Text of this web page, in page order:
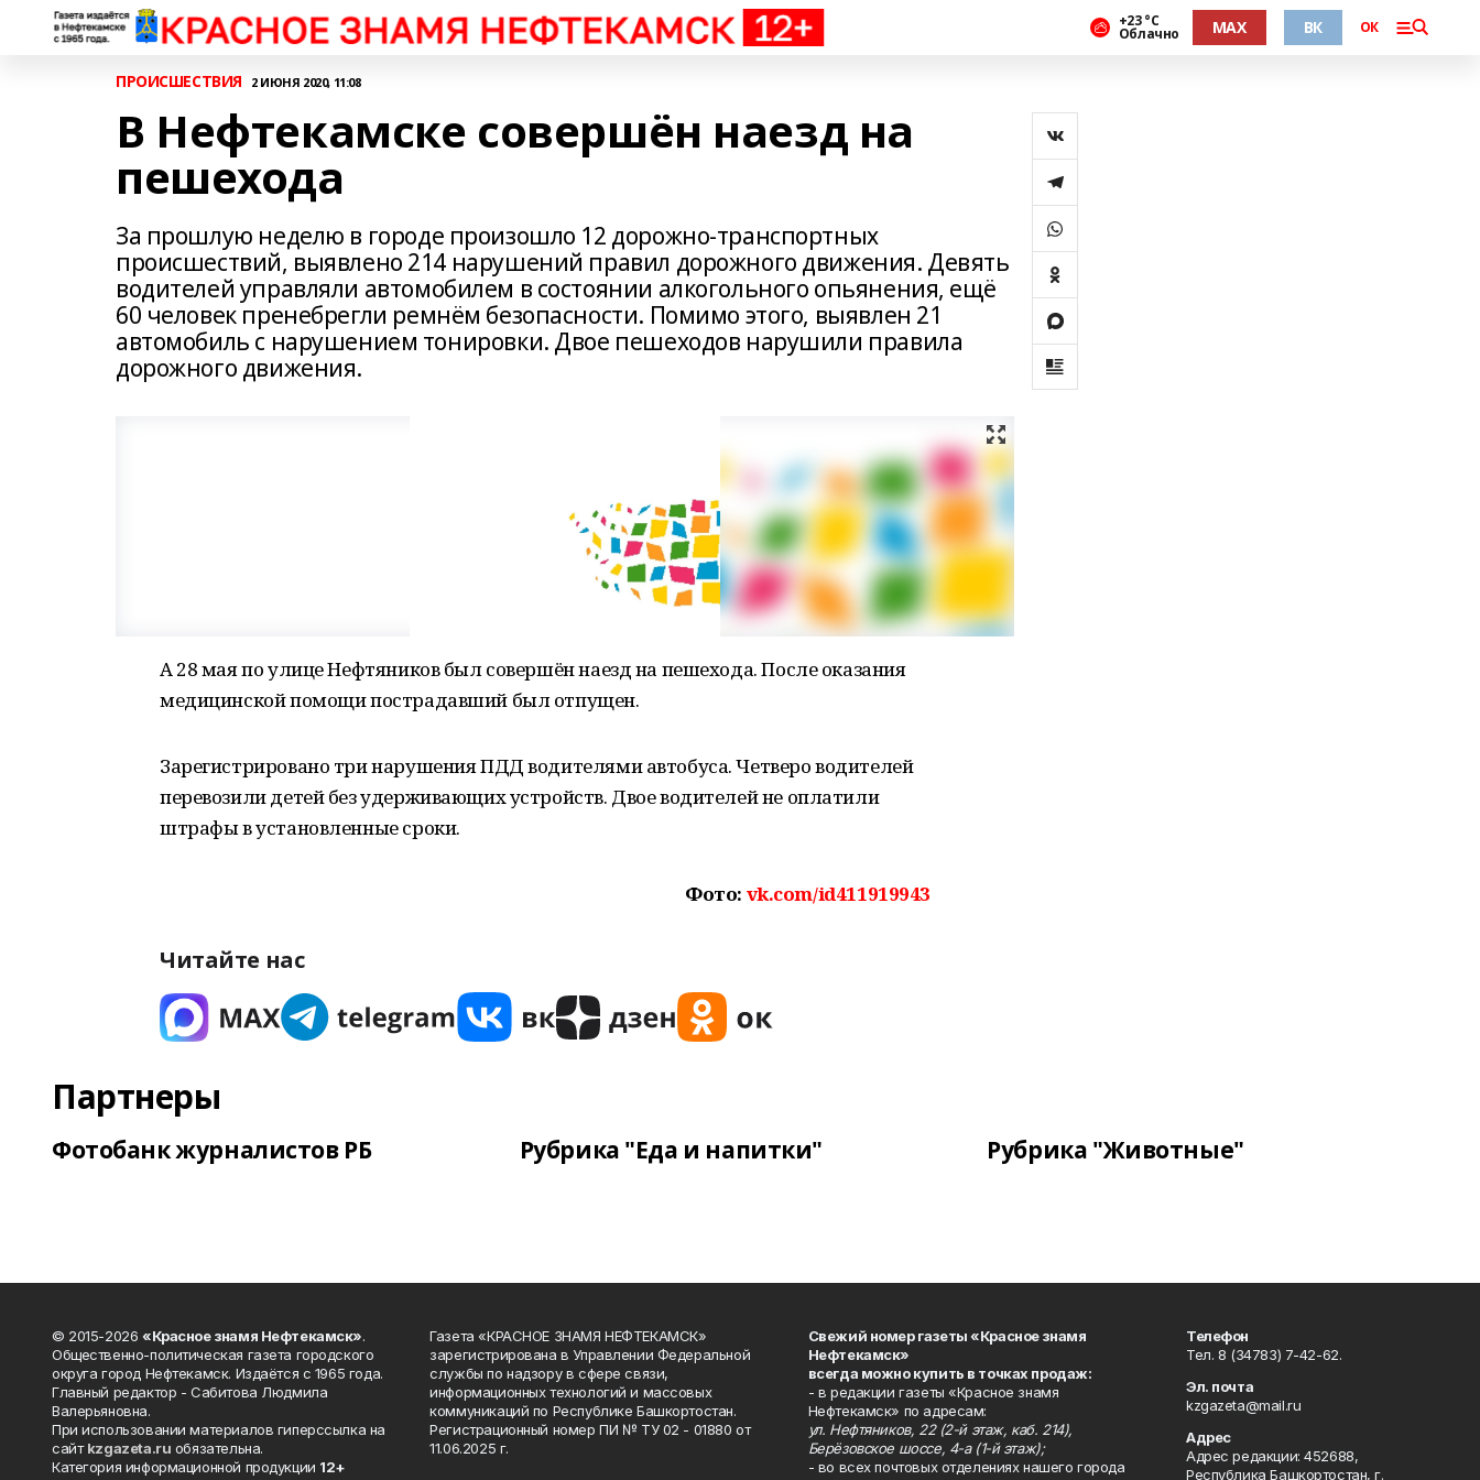
+23 °С
Облачно MAX ВК ОК
ПРОИСШЕСТВИЯ 2 ИЮНЯ 2020, 11:08
В Нефтекамске совершён наезд на
пешехода
За прошлую неделю в городе произошло 12 дорожно-транспортных
происшествий, выявлено 214 нарушений правил дорожного движения. Девять
водителей управляли автомобилем в состоянии алкогольного опьянения, ещё
60 человек пренебрегли ремнём безопасности. Помимо этого, выявлен 21
автомобиль с нарушением тонировки. Двое пешеходов нарушили правила
дорожного движения.
А 28 мая по улице Нефтяников был совершён наезд на пешехода. После оказания
медицинской помощи пострадавший был отпущен.
Зарегистрировано три нарушения ПДД водителями автобуса. Четверо водителей
перевозили детей без удерживающих устройств. Двое водителей не оплатили
штрафы в установленные сроки.
Фото: vk.com/id411919943
Читайте нас
Партнеры
Фотобанк журналистов РБ Рубрика "Еда и напитки" Рубрика "Животные"
© 2015-2026 «Красное знамя Нефтекамск».
Общественно-политическая газета городского
округа город Нефтекамск. Издаётся с 1965 года.
Главный редактор - Сабитова Людмила
Валерьяновна.
При использовании материалов гиперссылка на
сайтkzgazeta.ru обязательна.
Категория информационной продукции 12+
Газета «КРАСНОЕ ЗНАМЯ НЕФТЕКАМСК»
зарегистрирована в Управлении Федеральной
службы по надзору в сфере связи,
информационных технологий и массовых
коммуникаций по Республике Башкортостан.
Регистрационный номер ПИ № ТУ 02 - 01880 от
11.06.2025 г.
Свежий номер газеты «Красное знамя
Нефтекамск»
всегда можно купить в точках продаж:
- в редакции газеты «Красное знамя
Нефтекамск» по адресам:
ул. Нефтяников, 22 (2-й этаж, каб. 214),
Берёзовское шоссе, 4-а (1-й этаж);
- во всех почтовых отделениях нашего города
Телефон
Тел. 8 (34783) 7-42-62.
Эл. почта
kzgazeta@mail.ru
Адрес
Адрес редакции: 452688,
Республика Башкортостан, г.